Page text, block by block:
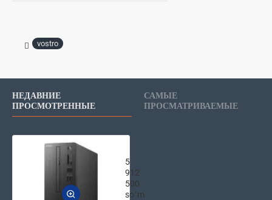
vostro
НЕДАВНИЕ
ПРОСМОТРЕННЫЕ
САМЫЕ
ПРОСМАТРИВАЕМЫЕ
5
912
500
soʻm